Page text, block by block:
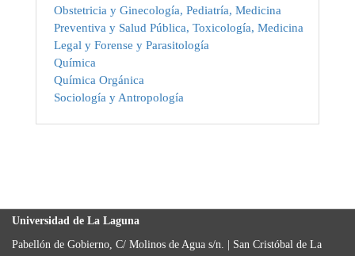
Obstetricia y Ginecología, Pediatría, Medicina
Preventiva y Salud Pública, Toxicología, Medicina
Legal y Forense y Parasitología
Química
Química Orgánica
Sociología y Antropología
Universidad de La Laguna
Pabellón de Gobierno, C/ Molinos de Agua s/n. | San Cristóbal de La